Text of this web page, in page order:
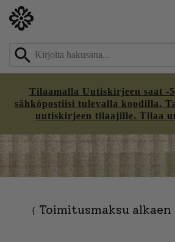
Tilaamalla Uutiskirjeen saat -
sähköpostiisi tulevalla koodilla.
uutiskirjeen tilaajille. Tilaa
{ Toimitusmaksu alkaen